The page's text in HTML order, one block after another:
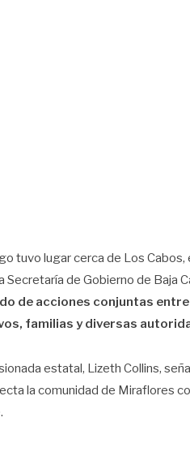
tuvo lugar cerca de Los
Secretaría de Gobierno de Baja
de acciones conjuntas entre
familias y diversas
estatal, Lizeth Collins,
la comunidad de Miraflores